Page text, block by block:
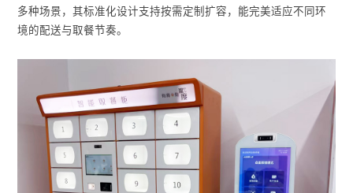
多种场景，其标准化设计支持按需定制扩容，能完美适应不同环
境的配送与取餐节奏。